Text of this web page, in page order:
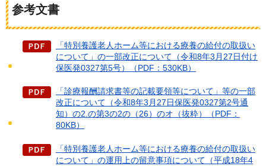
参考文書
「特別養護老人ホーム等における療養の給付の取扱い
について」の一部改正について（令和8年3月27日付け
保医発0327第5号）（PDF：530KB）
「診療報酬請求書等の記載要領等について」等の一部
改正について（令和8年3月27日保医発0327第2号通
知）の2.の第3の2の（26）のオ（抜粋）（PDF：
80KB）
「特別養護老人ホーム等における療養の給付の取扱い
について」の運用上の留意事項について（平成18年4